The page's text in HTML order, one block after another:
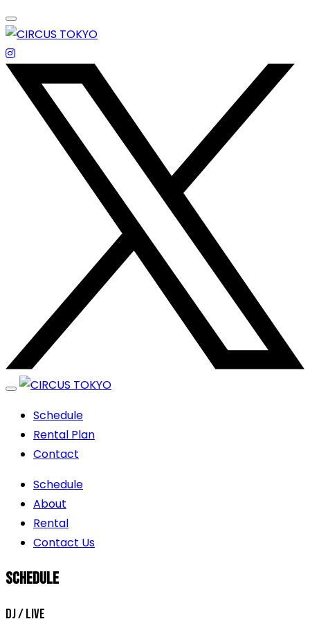
Skip
to
content
エンターテイメントスペース
エンターテイメントスペース
Schedule
Rental Plan
Contact
Schedule
About
Rental
Contact Us
SCHEDULE
DJ / LIVE